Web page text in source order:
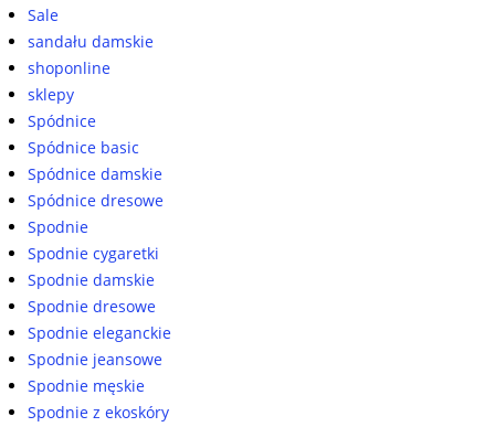
Sale
sandału damskie
shoponline
sklepy
Spódnice
Spódnice basic
Spódnice damskie
Spódnice dresowe
Spodnie
Spodnie cygaretki
Spodnie damskie
Spodnie dresowe
Spodnie eleganckie
Spodnie jeansowe
Spodnie męskie
Spodnie z ekoskóry